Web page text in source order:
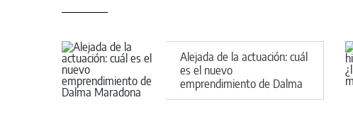
Alejada de la actuación: cuál
es el nuevo
emprendimiento de Dalma
Maradona